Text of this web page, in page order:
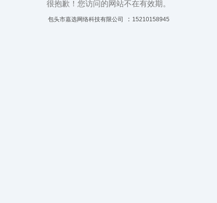
很抱歉！您访问的网站不在有效期。
包头市嘉选网络科技有限公司 ： 15210158945